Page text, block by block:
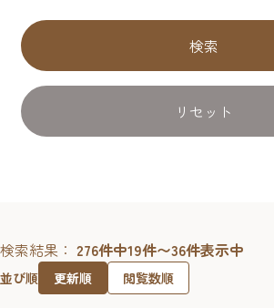
検索
リセット
検索結果： 276件中19件〜36件表示中
並び順 更新順 閲覧数順